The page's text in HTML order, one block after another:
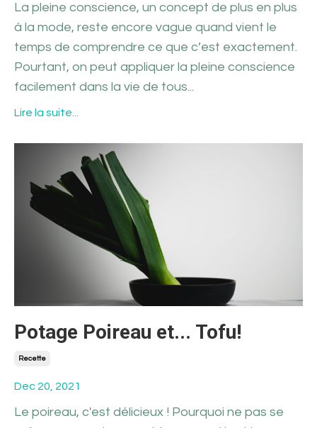
La pleine conscience, un concept de plus en plus
à la mode, reste encore vague quand vient le
temps de comprendre ce que c’est exactement.
Pourtant, on peut appliquer la pleine conscience
facilement dans la vie de tous...
Lire la suite...
Potage Poireau et... Tofu!
Recette
Dec 20, 2021
Le poireau, c'est délicieux ! Pourquoi ne pas se